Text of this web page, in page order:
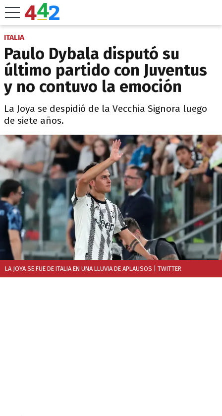
ITALIA
Paulo Dybala disputó su
último partido con Juventus
y no contuvo la emoción
La Joya se despidió de la Vecchia Signora luego
de siete años.
LA JOYA SE FUE DE ITALIA EN UNA LLUVIA DE APLAUSOS | TWITTER